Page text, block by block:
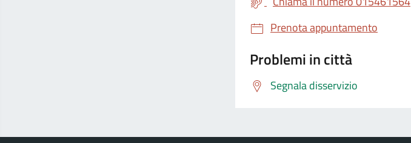
Prenota appuntamento
Problemi in città
Segnala disservizio